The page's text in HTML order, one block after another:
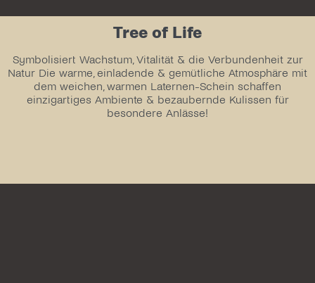
Tree of Life
Symbolisiert Wachstum, Vitalität & die Verbundenheit zur
Natur Die warme, einladende & gemütliche Atmosphäre mit
dem weichen, warmen Laternen-Schein schaffen
einzigartiges Ambiente & bezaubernde Kulissen für
besondere Anlässe!